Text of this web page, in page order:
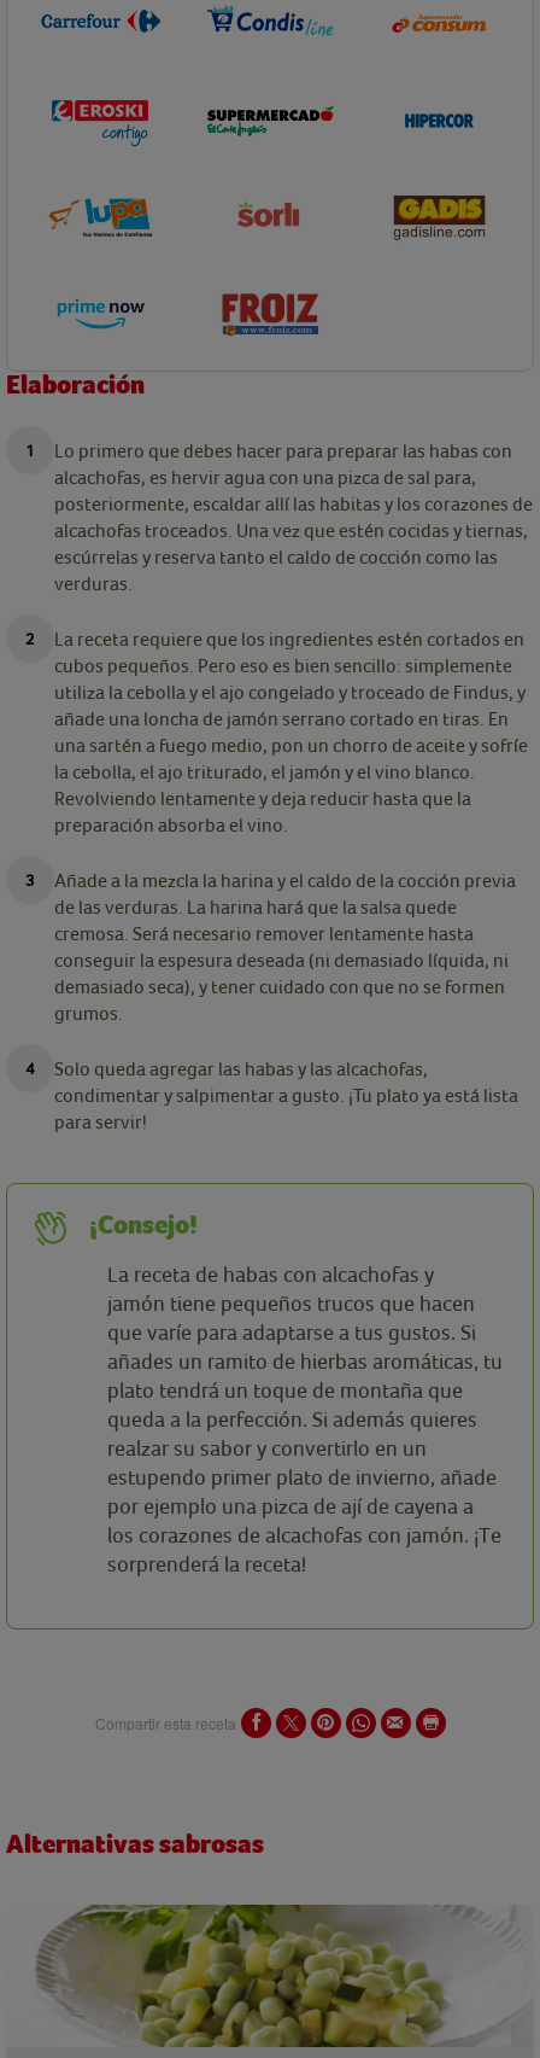
Elaboración
Lo primero que debes hacer para preparar las habas con
alcachofas, es hervir agua con una pizca de sal para,
posteriormente, escaldar allí las habitas y los corazones de
alcachofas troceados. Una vez que estén cocidas y tiernas,
escúrrelas y reserva tanto el caldo de cocción como las
verduras.
La receta requiere que los ingredientes estén cortados en
cubos pequeños. Pero eso es bien sencillo: simplemente
utiliza la cebolla y el ajo congelado y troceado de Findus, y
añade una loncha de jamón serrano cortado en tiras. En
una sartén a fuego medio, pon un chorro de aceite y sofríe
la cebolla, el ajo triturado, el jamón y el vino blanco.
Revolviendo lentamente y deja reducir hasta que la
preparación absorba el vino.
Añade a la mezcla la harina y el caldo de la cocción previa
de las verduras. La harina hará que la salsa quede
cremosa. Será necesario remover lentamente hasta
conseguir la espesura deseada (ni demasiado líquida, ni
demasiado seca), y tener cuidado con que no se formen
grumos.
Solo queda agregar las habas y las alcachofas,
condimentar y salpimentar a gusto. ¡Tu plato ya está lista
para servir!
¡Consejo!
La receta de habas con alcachofas y
jamón tiene pequeños trucos que hacen
que varíe para adaptarse a tus gustos. Si
añades un ramito de hierbas aromáticas, tu
plato tendrá un toque de montaña que
queda a la perfección. Si además quieres
realzar su sabor y convertirlo en un
estupendo primer plato de invierno, añade
por ejemplo una pizca de ají de cayena a
los corazones de alcachofas con jamón. ¡Te
sorprenderá la receta!
Compartir esta receta
Alternativas sabrosas